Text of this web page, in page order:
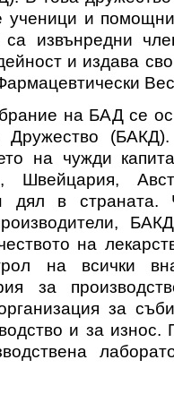
ученици и
са извънредни
и издава
на БАД се
Дружество
на чужди
Швейцария,
дял в страната.
на
на всички
за
за
и за